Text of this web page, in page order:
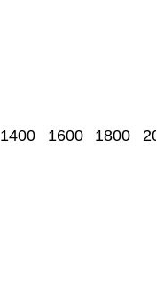
1400 1600 1800